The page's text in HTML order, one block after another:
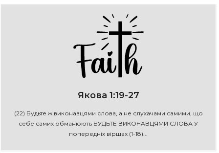
Якова 1:19-27
(22) Будьте ж виконавцями слова, а не слухачами самими, що
себе самих обманюють БУДЬТЕ ВИКОНАВЦЯМИ СЛОВА У
попередніх віршах (1-18)...